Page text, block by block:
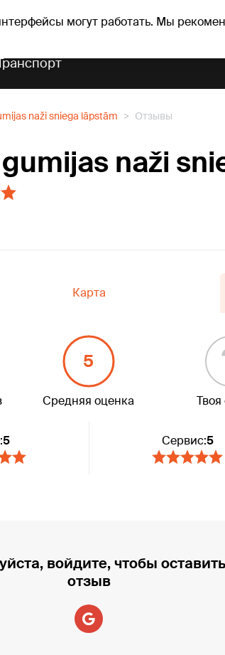
могут работать. Мы
naži sniega lāpstām Отзывы
naži
Карта
5
Средняя оценка
5 Сервис:5
войдите, чтобы оставить
отзыв